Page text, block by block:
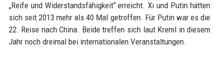
„Reife und Widerstandsfähigkeit“ erreicht. Xi und Putin hätten
sich seit 2013 mehr als 40 Mal getroffen. Für Putin war es die
22. Reise nach China. Beide treffen sich laut Kreml in diesem
Jahr noch dreimal bei internationalen Veranstaltungen.